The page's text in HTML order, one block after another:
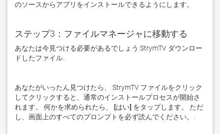
のソースからアプリをインストールできるようにします。
ステップ3：ファイルマネージャに移動する
あなたは今見つける必要があるでしょう StrymTV ダウンロー
ドしたファイル.
あなたがいったん見つけたら、 StrymTV ファイルをクリック
してクリックすると、通常のインストールプロセスが開始さ
れます。 何かを求められたら、
[はい] をタップします。 ただ
し、画面上のすべてのプロンプトを必ず読んでください。.